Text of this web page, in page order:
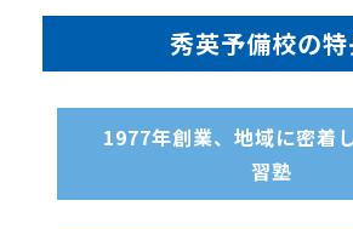
秀英予備校の
1977年創業、地域に密着
習塾